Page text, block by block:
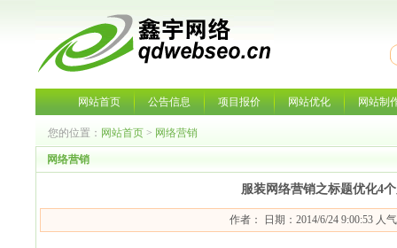
网站首页 公告信息 项目报价 网站优化 网站制
您的位置： 网站首页 > 网络营销
网络营销
服装网络营销之标题优化4
作者： 日期：2014/6/24 9:00:53 人